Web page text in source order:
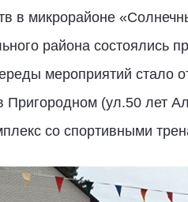
в микрорайоне
района состоялись
мероприятий стало
Пригородном (ул.50 лет
со спортивными